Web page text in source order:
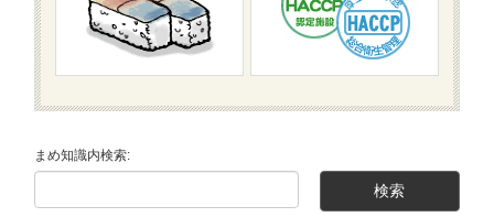
まめ知識内検索: